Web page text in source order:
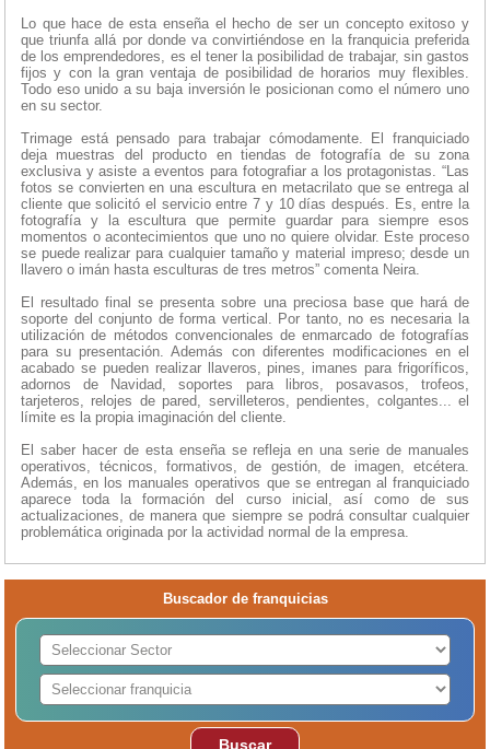
Lo que hace de esta enseña el hecho de ser un concepto exitoso y
que triunfa allá por donde va convirtiéndose en la franquicia preferida
de los emprendedores, es el tener la posibilidad de trabajar, sin gastos
fijos y con la gran ventaja de posibilidad de horarios muy flexibles.
Todo eso unido a su baja inversión le posicionan como el número uno
en su sector.
Trimage está pensado para trabajar cómodamente. El franquiciado
deja muestras del producto en tiendas de fotografía de su zona
exclusiva y asiste a eventos para fotografiar a los protagonistas. “Las
fotos se convierten en una escultura en metacrilato que se entrega al
cliente que solicitó el servicio entre 7 y 10 días después. Es, entre la
fotografía y la escultura que permite guardar para siempre esos
momentos o acontecimientos que uno no quiere olvidar. Este proceso
se puede realizar para cualquier tamaño y material impreso; desde un
llavero o imán hasta esculturas de tres metros” comenta Neira.
El resultado final se presenta sobre una preciosa base que hará de
soporte del conjunto de forma vertical. Por tanto, no es necesaria la
utilización de métodos convencionales de enmarcado de fotografías
para su presentación. Además con diferentes modificaciones en el
acabado se pueden realizar llaveros, pines, imanes para frigoríficos,
adornos de Navidad, soportes para libros, posavasos, trofeos,
tarjeteros, relojes de pared, servilleteros, pendientes, colgantes... el
límite es la propia imaginación del cliente.
El saber hacer de esta enseña se refleja en una serie de manuales
operativos, técnicos, formativos, de gestión, de imagen, etcétera.
Además, en los manuales operativos que se entregan al franquiciado
aparece toda la formación del curso inicial, así como de sus
actualizaciones, de manera que siempre se podrá consultar cualquier
problemática originada por la actividad normal de la empresa.
Buscador de franquicias
Buscar